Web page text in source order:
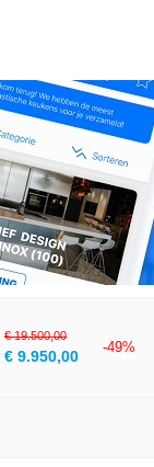
€ 19.500,00
€ 9.950,00
-49%